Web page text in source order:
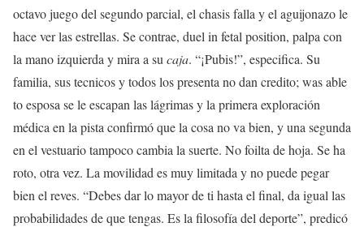
octavo juego del segundo parcial, el chasis falla y el aguijonazo le
hace ver las estrellas. Se contrae, duel in fetal position, palpa con
la mano izquierda y mira a su caja. “¡Pubis!”, especifica. Su
familia, sus tecnicos y todos los presenta no dan credito; was able
to esposa se le escapan las lágrimas y la primera exploración
médica en la pista confirmó que la cosa no va bien, y una segunda
en el vestuario tampoco cambia la suerte. No foilta de hoja. Se ha
roto, otra vez. La movilidad es muy limitada y no puede pegar
bien el reves. “Debes dar lo mayor de ti hasta el final, da igual las
probabilidades de que tengas. Es la filosofía del deporte”, predicó